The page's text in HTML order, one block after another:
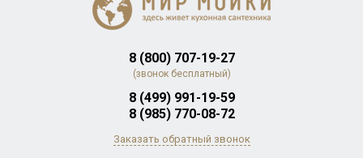
8 (800) 707-19-27
(звонок бесплатный)
8 (499) 991-19-59
8 (985) 770-08-72
Заказать обратный звонок